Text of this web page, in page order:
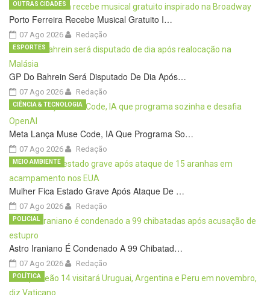
Porto Ferreira Recebe Musical Gratuito I…
07 Ago 2026
OUTRAS CIDADES
Redação
GP Do Bahrein Será Disputado De Dia Após…
07 Ago 2026
ESPORTES
Redação
Meta Lança Muse Code, IA Que Programa So…
07 Ago 2026
CIÊNCIA & TECNOLOGIA
Redação
Mulher Fica Estado Grave Após Ataque De …
07 Ago 2026
MEIO AMBIENTE
Redação
Astro Iraniano É Condenado A 99 Chibatad…
07 Ago 2026
POLICIAL
Redação
POLÍTICA